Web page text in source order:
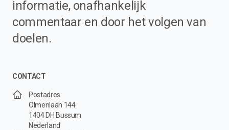
informatie, onafhankelijk
commentaar en door het volgen van
doelen.
CONTACT
Postadres:
Olmenlaan 144
1404 DH Bussum
Nederland